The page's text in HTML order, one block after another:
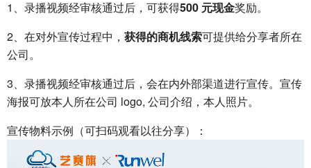
1、录播视频经审核通过后，可获得500 元现金奖励。
2、在对外宣传过程中， 获得的商机线索可提供给分享者所在
公司。
3、录播视频经审核通过后，会在内外部渠道进行宣传。宣传
海报可放本人所在公司 logo, 公司介绍，本人照片。
宣传物料示例（可扫码观看以往分享）：